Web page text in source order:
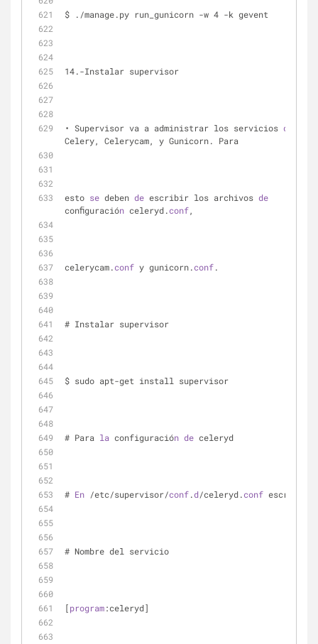
$ ./manage.py run_gunicorn -w 4 -k gevent
14.-Instalar supervisor
• Supervisor va a administrar los servicios de
Celery, Celerycam, y Gunicorn. Para
esto se deben de escribir los archivos de
conﬁguración celeryd.conf,
celerycam.conf y gunicorn.conf.
# Instalar supervisor
$ sudo apt-get install supervisor
# Para la configuración de celeryd
# En /etc/supervisor/conf.d/celeryd.conf escribir
# Nombre del servicio
[program:celeryd]